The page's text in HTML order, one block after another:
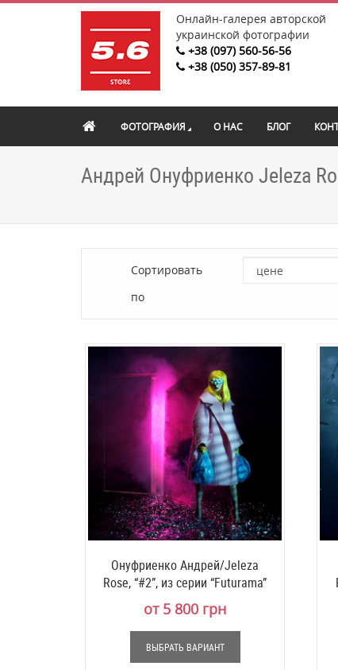
Онлайн-галерея авторской
украинской фотографии
+38 (097) 560-56-56
+38 (050) 357-89-81
ФОТОГРАФИЯ О НАС БЛОГ
Андрей Онуфриенко Jeleza
Сортировать
по
Онуфриенко Андрей/Jeleza
Rose, “#2”, из серии “Futurama”
от 5 800 грн
ВЫБРАТЬ ВАРИАНТ